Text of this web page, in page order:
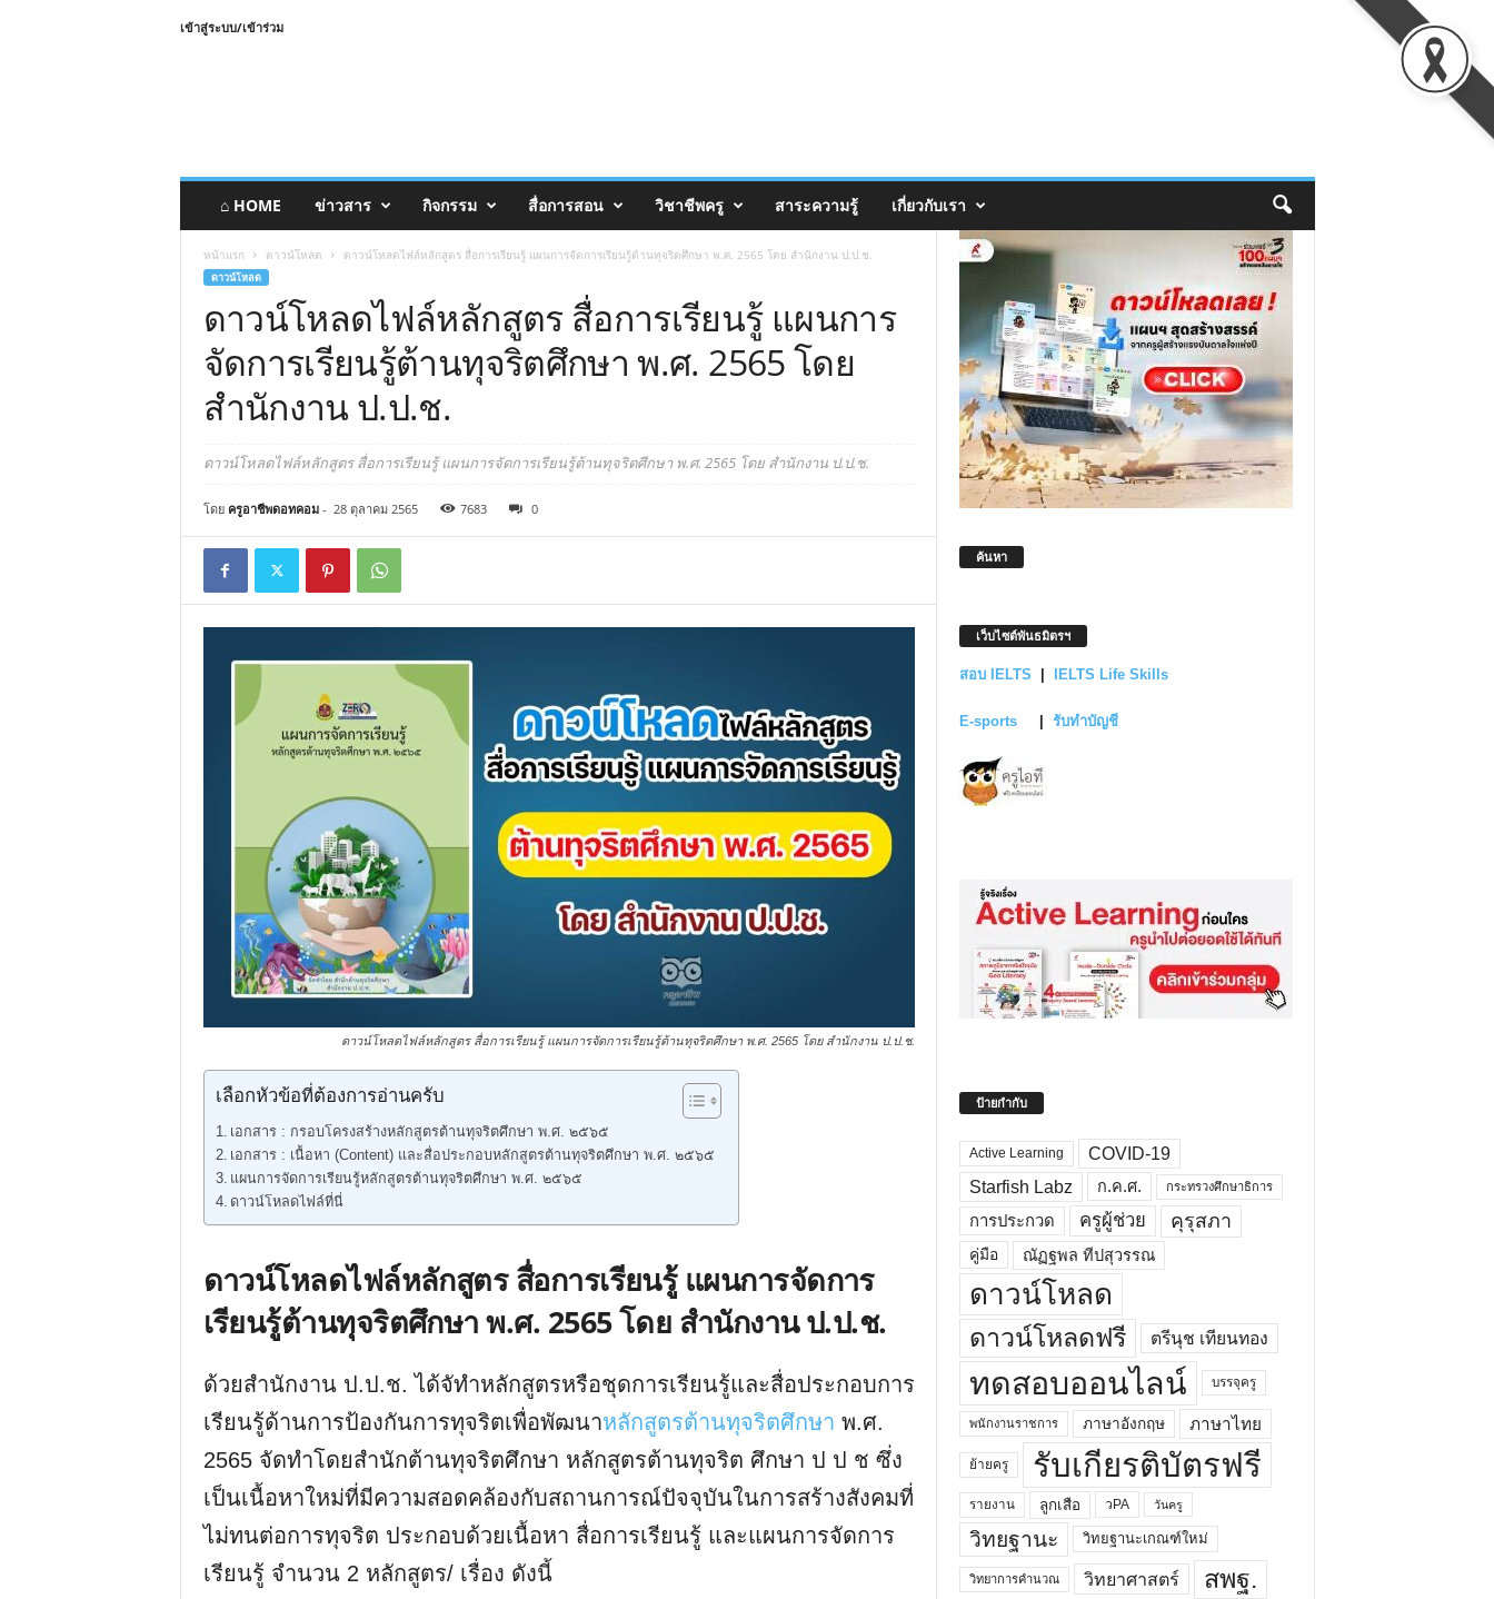
เข้าสู่ระบบ/เข้าร่วม
⌂ HOME ข่าวสาร กิจกรรม สื่อการสอน วิชาชีพครู สาระความรู้ เกี่ยวกับเรา
หน้าแรก ดาวน์โหลด ดาวน์โหลดไฟล์หลักสูตร สื่อการเรียนรู้ แผนการจัดการเรียนรู้ต้านทุจริตศึกษา พ.ศ. 2565 โดย สำนักงาน ป.ป.ช.
ดาวน์โหลด
ดาวน์โหลดไฟล์หลักสูตร สื่อการเรียนรู้ แผนการ
จัดการเรียนรู้ต้านทุจริตศึกษา พ.ศ. 2565 โดย
สำนักงาน ป.ป.ช.
ดาวน์โหลดไฟล์หลักสูตร สื่อการเรียนรู้ แผนการจัดการเรียนรู้ต้านทุจริตศึกษา พ.ศ. 2565 โดย สำนักงาน ป.ป.ช.
โดย ครูอาชีพดอทคอม- 28 ตุลาคม 2565 7683 0
ดาวน์โหลดไฟล์หลักสูตร สื่อการเรียนรู้ แผนการจัดการเรียนรู้ต้านทุจริตศึกษา พ.ศ. 2565 โดย สำนักงาน ป.ป.ช.
เลือกหัวข้อที่ต้องการอ่านครับ
เอกสาร : กรอบโครงสร้างหลักสูตรต้านทุจริตศึกษา พ.ศ. ๒๕๖๕
เอกสาร : เนื้อหา (Content) และสื่อประกอบหลักสูตรต้านทุจริตศึกษา พ.ศ. ๒๕๖๕
แผนการจัดการเรียนรู้หลักสูตรต้านทุจริตศึกษา พ.ศ. ๒๕๖๕
ดาวน์โหลดไฟล์ที่นี่
ดาวน์โหลดไฟล์หลักสูตร สื่อการเรียนรู้ แผนการจัดการ
เรียนรู้ต้านทุจริตศึกษา พ.ศ. 2565 โดย สำนักงาน ป.ป.ช.
ด้วยสำนักงาน ป.ป.ช. ได้จัทำหลักสูตรหรือชุดการเรียนรู้และสื่อประกอบการ
เรียนรู้ด้านการป้องกันการทุจริตเพื่อพัฒนาหลักสูตรต้านทุจริตศึกษา พ.ศ.
2565 จัดทำโดยสำนักต้านทุจริตศึกษา หลักสูตรต้านทุจริต ศึกษา ป ป ช ซึ่ง
เป็นเนื้อหาใหม่ที่มีความสอดคล้องกับสถานการณ์ปัจจุบันในการสร้างสังคมที่
ไม่ทนต่อการทุจริต ประกอบด้วยเนื้อหา สื่อการเรียนรู้ และแผนการจัดการ
เรียนรู้ จำนวน 2 หลักสูตร/ เรื่อง ดังนี้
ค้นหา
เว็บไซต์พันธมิตรฯ
สอบ IELTS IELTS Life Skills
E-sports รับทำบัญชี
ป้ายกำกับ
Active Learning
COVID-19
Starfish Labz
ก.ค.ศ. กระทรวงศึกษาธิการ
การประกวด ครูผู้ช่วย คุรุสภา
คู่มือ ณัฏฐพล ทีปสุวรรณ
ดาวน์โหลด
ดาวน์โหลดฟรี ตรีนุช เทียนทอง
ทดสอบออนไลน์ บรรจุครู
พนักงานราชการ ภาษาอังกฤษ ภาษาไทย
ย้ายครู รับเกียรติบัตรฟรี
รายงาน ลูกเสือ วPA วันครู
วิทยฐานะ วิทยฐานะเกณฑ์ใหม่
วิทยาการคำนวณ วิทยาศาสตร์ สพฐ.